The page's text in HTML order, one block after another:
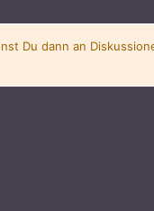
Du dann an